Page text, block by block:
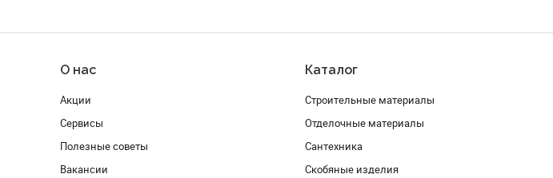
О нас
Акции
Сервисы
Полезные советы
Вакансии
Каталог
Строительные материалы
Отделочные материалы
Сантехника
Скобяные изделия